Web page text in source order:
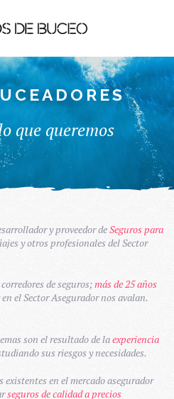
que queremos
y proveedor deSeguros para
y otros profesionales del Sector
de seguros;más de 25 años
en el Sector Asegurador nos avalan.
son el resultado de laexperiencia
sus riesgos y necesidades.
en el mercado asegurador
seguros de calidad a precios